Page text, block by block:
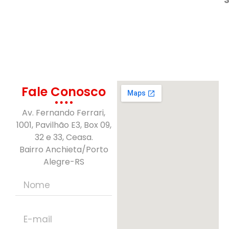
Fale Conosco
Av. Fernando Ferrari,
1001, Pavilhão E3, Box 09,
32 e 33, Ceasa.
Bairro Anchieta/Porto
Alegre-RS